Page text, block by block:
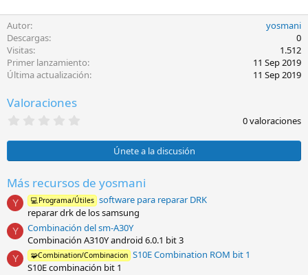
Autor
yosmani
Descargas
0
Visitas
1.512
Primer lanzamiento
11 Sep 2019
Última actualización
11 Sep 2019
Valoraciones
0
e
t
r
e
l
a
(
s
)
0 valoraciones
Únete a la discusión
Más recursos de yosmani
Y 💻Programa/Útiles software para reparar DRK
reparar drk de los samsung
Y
Combinación del sm-A30Y
Combinación A310Y android 6.0.1 bit 3
Y 🧩Combination/Combinacion S10E Combination ROM bit 1
S10E combinación bit 1